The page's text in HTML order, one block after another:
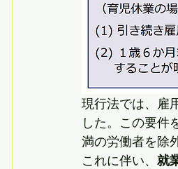
現行法では、雇
した。この要件
満の労働者を除
これに伴い、 就